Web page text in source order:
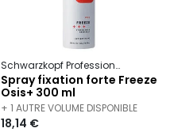
Volume & Maintien Schwarzkopf Professional
Spray fixation forte Freeze
Osis+ 300 ml
+ 1 AUTRE VOLUME DISPONIBLE
18,14 €